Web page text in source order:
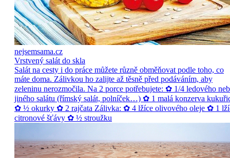
nejsemsama.cz
Vrstvený salát do skla
Salát na cesty i do práce můžete různě obměňovat podle toho, co
máte doma. Zálivkou ho zalijte až těsně před podáváním, aby
zeleninu nerozmočila. Na 2 porce potřebujete: ✿ 1/4 ledového
jiného salátu (římský salát, polníček…) ✿ 1 malá konzerva
✿ ½ okurky ✿ 2 rajčata Zálivka: ✿ 4 lžíce olivového oleje ✿ 1
citronové šťávy ✿ ½ stroužku